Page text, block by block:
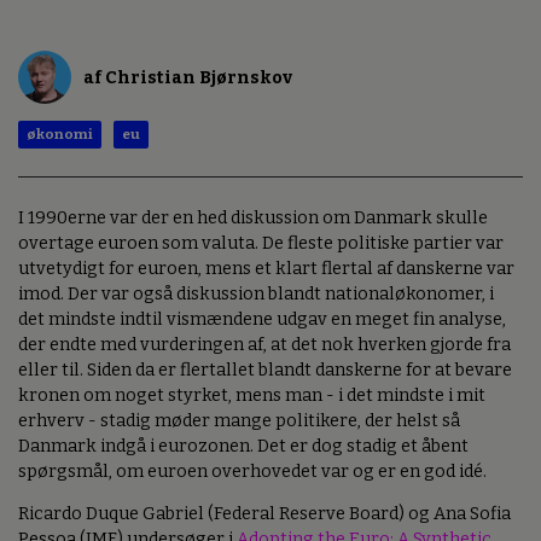
af Christian Bjørnskov
økonomi eu
I 1990erne var der en hed diskussion om Danmark skulle
overtage euroen som valuta. De fleste politiske partier var
utvetydigt for euroen, mens et klart flertal af danskerne var
imod. Der var også diskussion blandt nationaløkonomer, i
det mindste indtil vismændene udgav en meget fin analyse,
der endte med vurderingen af, at det nok hverken gjorde fra
eller til. Siden da er flertallet blandt danskerne for at bevare
kronen om noget styrket, mens man - i det mindste i mit
erhverv - stadig møder mange politikere, der helst så
Danmark indgå i eurozonen. Det er dog stadig et åbent
spørgsmål, om euroen overhovedet var og er en god idé.
Ricardo Duque Gabriel (Federal Reserve Board) og Ana Sofia